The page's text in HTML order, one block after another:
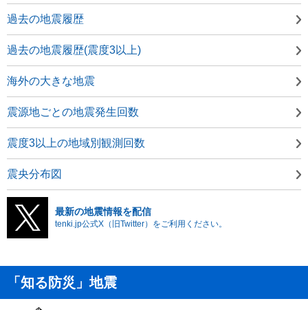
過去の地震履歴
過去の地震履歴(震度3以上)
海外の大きな地震
震源地ごとの地震発生回数
震度3以上の地域別観測回数
震央分布図
最新の地震情報を配信
tenki.jp公式X（旧Twitter）をご利用ください。
「知る防災」地震